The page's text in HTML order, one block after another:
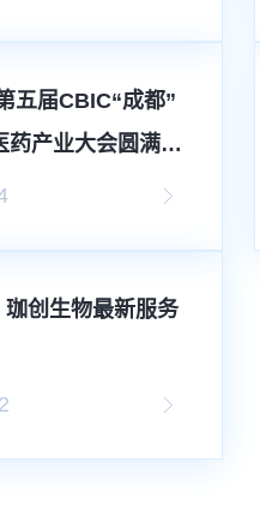
五届CBIC“成都”
药产业大会圆满
创生物最新服务